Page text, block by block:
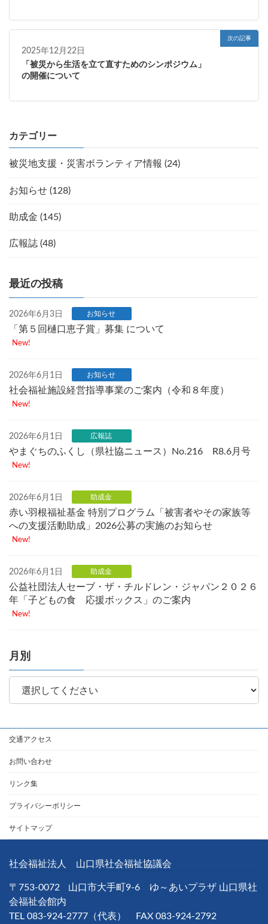
次の記事
「被災から生活を立て直すためのシンポジウム」
の開催について
2025年12月22日
カテゴリー
被災地支援・災害ボランティア情報 (24)
お知らせ (128)
助成金 (145)
広報誌 (48)
最近の投稿
2026年6月3日 お知らせ
「第５回樋口恵子賞」募集 について
New!
2026年6月1日 お知らせ
社会福祉施設経営指導事業のご案内（令和８年度）
New!
2026年6月1日 広報誌
やまぐちのふくし（県社協ニュース）No.216 R8.6月号
New!
2026年6月1日 助成金
赤い羽根福祉基金 特別プログラム「被害者やその家族等
への支援活動助成」2026公募の実施のお知らせ
New!
2026年6月1日 助成金
公益社団法人セーブ・ザ・チルドレン・ジャパン２０２６
年「子どもの食 応援ボックス」のご案内
New!
月別
交通アクセス
お問い合わせ
リンク集
プライバシーポリシー
サイトマップ
社会福祉法人 山口県社会福祉協議会
〒753-0072
山口市大手町9-6 ゆ～あいプラザ 山口県社
会福祉会館内
TEL 083-924-2777（代表） FAX 083-924-2792